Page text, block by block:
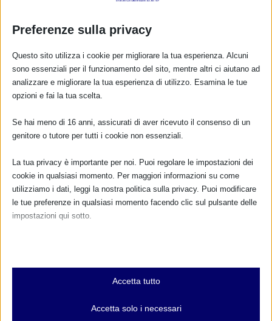
POST CORRELATI
Preferenze sulla privacy
Questo sito utilizza i cookie per migliorare la tua esperienza. Alcuni
sono essenziali per il funzionamento del sito, mentre altri ci aiutano ad
analizzare e migliorare la tua esperienza di utilizzo. Esamina le tue
opzioni e fai la tua scelta.
Se hai meno di 16 anni, assicurati di aver ricevuto il consenso di un
genitore o tutore per tutti i cookie non essenziali.
La tua privacy è importante per noi. Puoi regolare le impostazioni dei
cookie in qualsiasi momento. Per maggiori informazioni su come
utilizziamo i dati, leggi la nostra politica sulla privacy. Puoi modificare
le tue preferenze in qualsiasi momento facendo clic sul pulsante delle
impostazioni qui sotto.
Essenziali
I cookie e i servizi essenziali abilitano le funzioni di base e sono
e servizi non richiedono il consenso dell'utente secondo il GDPR.
Accetta tutto
Accetta solo i necessari